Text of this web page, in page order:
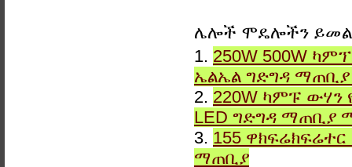
ሌሎች ሞዴሎችን
1. 250W 500W
ኤልኤል ግድግዳ
2. 220W ካምፑ ውሃን
LED ግድግዳ ማጠቢያ
3. 155 ዋክፍሬክፍሬተር
ማጠቢያ